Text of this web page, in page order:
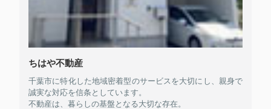
ちはや不動産
千葉市に特化した地域密着型のサービスを大切にし、親身で
誠実な対応を信条としています。
不動産は、暮らしの基盤となる大切な存在。